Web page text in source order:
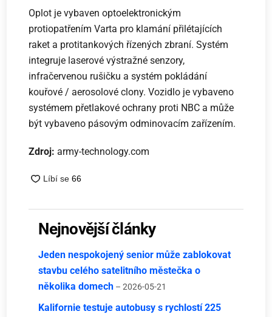
Oplot je vybaven optoelektronickým
protiopatřením Varta pro klamání přilétajících
raket a protitankových řízených zbraní. Systém
integruje laserové výstražné senzory,
infračervenou rušičku a systém pokládání
kouřové / aerosolové clony. Vozidlo je vybaveno
systémem přetlakové ochrany proti NBC a může
být vybaveno pásovým odminovacím zařízením.
Zdroj: army-technology.com
Nejnovější články
Jeden nespokojený senior může zablokovat
stavbu celého satelitního městečka o
několika domech – 2026-05-21
Kalifornie testuje autobusy s rychlostí 225